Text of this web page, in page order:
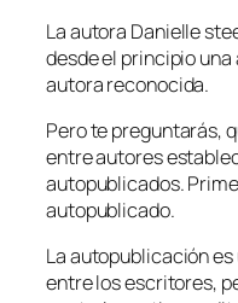
La autora Danielle
desde el principio
autora reconocida.
Pero te preguntarás,
entre autores
autopublicados.
autopublicado.
La autopublicación
entre los escritores,